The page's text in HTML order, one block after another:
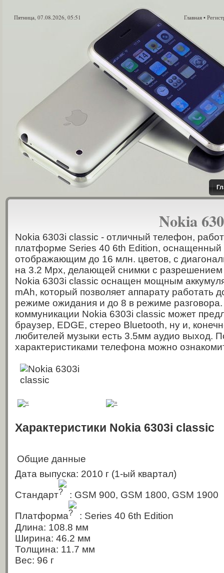
Пятница, 07.08.2026, 05:51 Главная •
Nokia 6303i
Nokia 6303i classic - отличный телефон,
платформе Series 40 6th Edition, оснащенный
отображающим до 16 млн. цветов, с
на 3.2 Mpx, делающей снимки с
Nokia 6303i classic оснащен мощным
mAh, который позволяет аппарату работать
режиме ожидания и до 8 в режиме
коммуникации Nokia 6303i classic может
браузер, EDGE, стерео Bluetooth, ну и,
любителей музыки есть 3.5мм аудио выход.
характеристиками телефона можно
Характеристики Nokia 6303i classic
Общие данные
Дата выпуска: 2010 г (1-ый квартал)
Стандарт : GSM 900, GSM 1800, GSM 1900
Платформа
: Series 40 6th Edition
Длина: 108.8 мм
Ширина: 46.2 мм
Толщина: 11.7 мм
Вес: 96 г